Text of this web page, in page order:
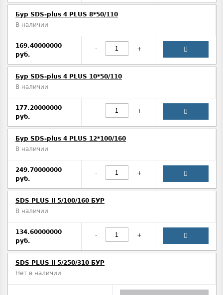
Бур SDS-plus 4 PLUS 8*50/110
В наличии
169.40000000
руб.
- +
Бур SDS-plus 4 PLUS 10*50/110
В наличии
177.20000000
руб.
- +
Бур SDS-plus 4 PLUS 12*100/160
В наличии
249.70000000
руб.
- +
SDS PLUS II 5/100/160 БУР
В наличии
134.60000000
руб.
- +
SDS PLUS II 5/250/310 БУР
Нет в наличии